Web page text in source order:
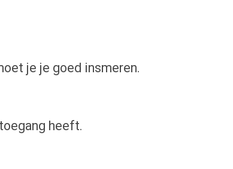
je je goed insmeren.
heeft.